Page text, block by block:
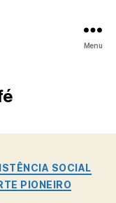
Menu
SOCIAL
PIONEIRO